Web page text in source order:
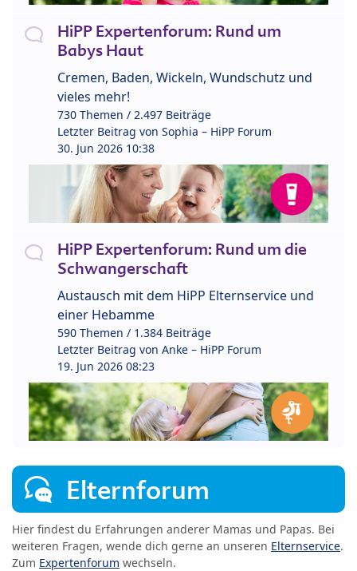
HiPP Expertenforum: Rund um
Babys Haut
Cremen, Baden, Wickeln, Wundschutz und
vieles mehr!
730 Themen / 2.497 Beiträge
Letzter Beitrag von Sophia – HiPP Forum
30. Jun 2026 10:38
HiPP Expertenforum: Rund um die
Schwangerschaft
Austausch mit dem HiPP Elternservice und
einer Hebamme
590 Themen / 1.384 Beiträge
Letzter Beitrag von Anke – HiPP Forum
19. Jun 2026 08:23
Elternforum
Hier findest du Erfahrungen anderer Mamas und Papas. Bei
weiteren Fragen, wende dich gerne an unseren Elternservice.
Zum Expertenforum wechseln.